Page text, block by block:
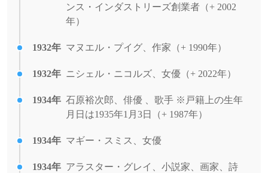
ンス・インダストリーズ創業者（+ 2002
年）
1932年 マヌエル・プイグ、作家（+ 1990年）
1932年 ニシェル・ニコルズ、女優（+ 2022年）
1934年 石原裕次郎、俳優 、歌手 ※戸籍上の生年
月日は1935年1月3日（+ 1987年）
1934年 マギー・スミス、女優
1934年 アラスター・グレイ、小説家、画家、詩